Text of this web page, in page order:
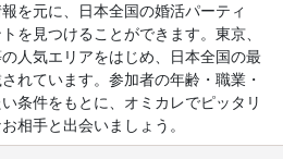
を元に、日本全国の婚活パーティ
を見つけることができます。東京、
人気エリアをはじめ、日本全国の最
れています。参加者の年齢・職業・
条件をもとに、オミカレでピッタリ
相手と出会いましょう。